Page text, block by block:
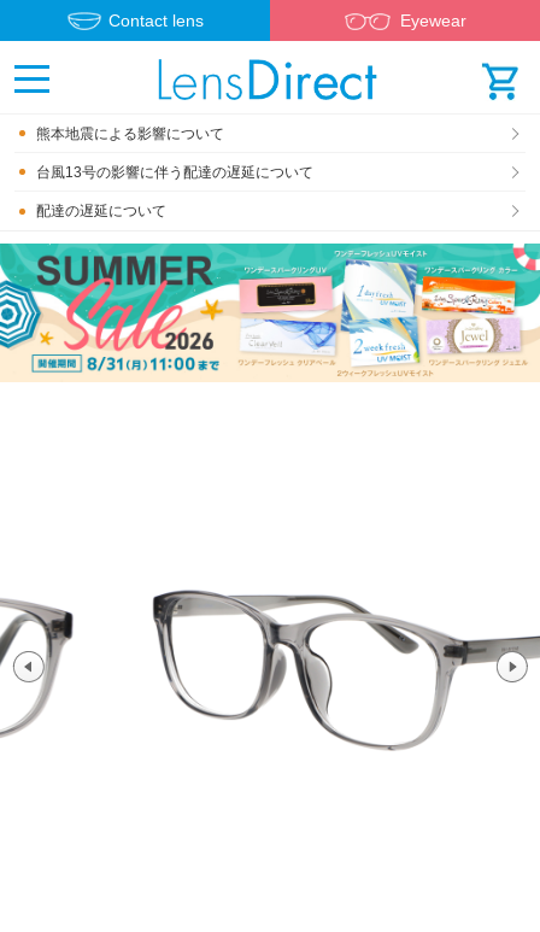
Contact lens Eyewear
熊本地震による影響について
台風13号の影響に伴う配達の遅延について
配達の遅延について